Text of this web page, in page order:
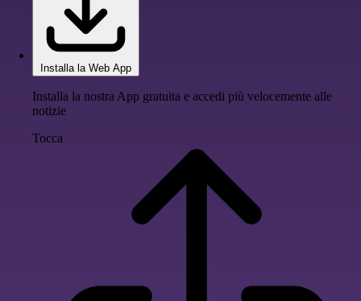
Installa la Web App
Installa la nostra App gratuita e accedi più velocemente alle
notizie
Tocca